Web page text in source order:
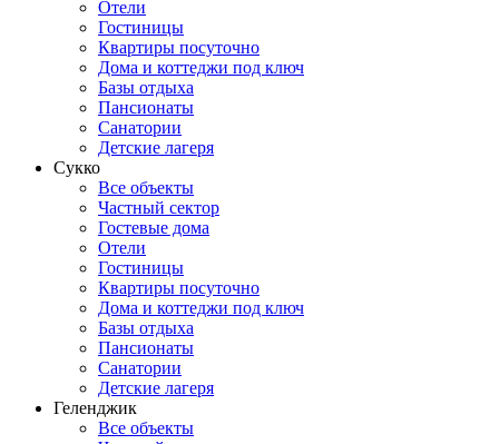
Отели
Гостиницы
Квартиры посуточно
Дома и коттеджи под ключ
Базы отдыха
Пансионаты
Санатории
Детские лагеря
Сукко
Все объекты
Частный сектор
Гостевые дома
Отели
Гостиницы
Квартиры посуточно
Дома и коттеджи под ключ
Базы отдыха
Пансионаты
Санатории
Детские лагеря
Геленджик
Все объекты